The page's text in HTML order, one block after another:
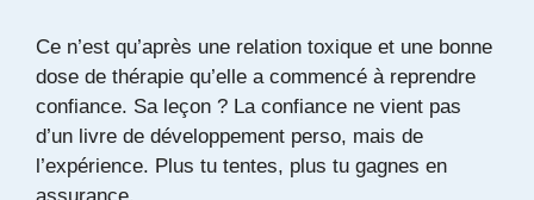
Ce n’est qu’après une relation toxique et une bonne
dose de thérapie qu’elle a commencé à reprendre
confiance. Sa leçon ? La confiance ne vient pas
d’un livre de développement perso, mais de
l’expérience. Plus tu tentes, plus tu gagnes en
assurance.